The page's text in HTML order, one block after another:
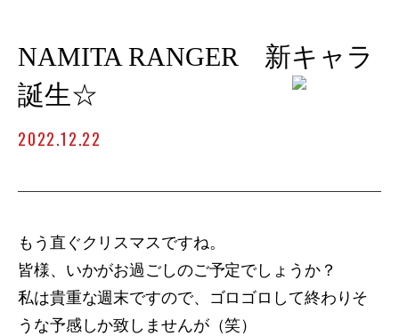
NAMITA RANGER 新キャラ
誕生☆
2022.12.22
もう直ぐクリスマスですね。
皆様、いかがお過ごしのご予定でしょうか？
私は貴重な週末ですので、ゴロゴロして終わりそ
うな予感しか致しませんが（笑）